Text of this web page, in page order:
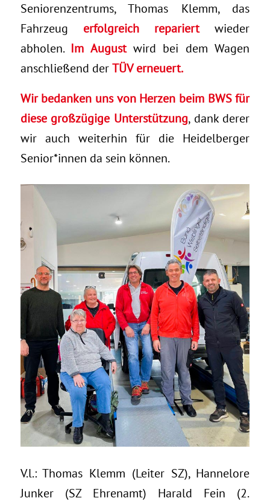
Seniorenzentrums, Thomas Klemm, das
Fahrzeug erfolgreich repariertwieder
abholen. Im Augustwird bei dem Wagen
anschließend der TÜV erneuert.
Wir bedanken uns von Herzen beim BWS für
diese großzügige Unterstützung, dank derer
wir auch weiterhin für die Heidelberger
Senior*innen da sein können.
V.l.: Thomas Klemm (Leiter SZ), Hannelore
Junker (SZ Ehrenamt) Harald Fein (2.